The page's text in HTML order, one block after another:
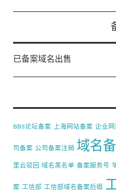
已备案域名出售
BBS论坛备案 上海网站备案 企业
司备案 公司备案注销 域名
里云驳回 域名黑名单 备案服务号
案 工信部 工信部域名备案后缀